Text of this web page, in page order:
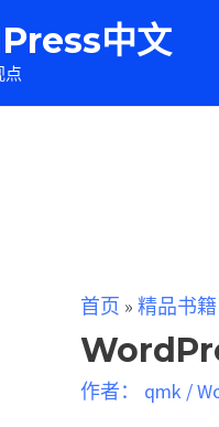
中文
点
首页 »精品书籍
作者： qmk /